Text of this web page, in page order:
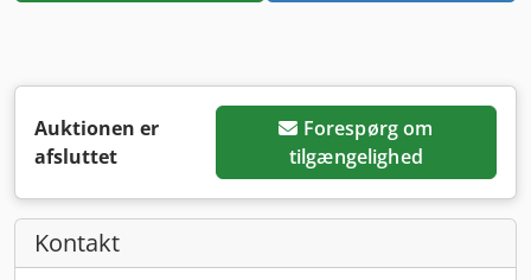
Auktionen er
afsluttet
Forespørg om
tilgængelighed
Kontakt